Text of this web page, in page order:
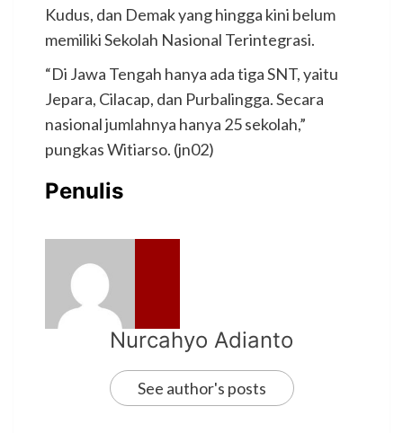
Kudus, dan Demak yang hingga kini belum
memiliki Sekolah Nasional Terintegrasi.
“Di Jawa Tengah hanya ada tiga SNT, yaitu
Jepara, Cilacap, dan Purbalingga. Secara
nasional jumlahnya hanya 25 sekolah,”
pungkas Witiarso. (jn02)
Penulis
Nurcahyo Adianto
See author's posts